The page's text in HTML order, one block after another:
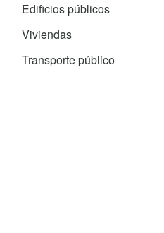
Edificios públicos
Viviendas
Transporte público